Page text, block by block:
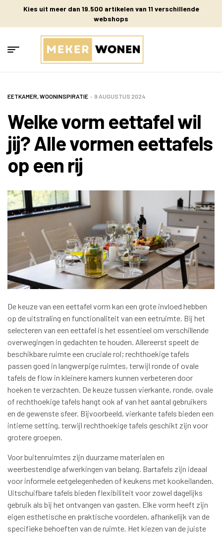
Kies uit meer dan 19.500 artikelen van 11 verschillende
webshops
EETKAMER,WOONINSPIRATIE 9 AUGUSTUS 2024
Welke vorm eettafel wil
jij? Alle vormen eettafels
op een rij
De keuze van een eettafel vorm kan een grote invloed hebben
op de uitstraling en functionaliteit van een eetruimte. Bij het
selecteren van een eettafel is het essentieel om verschillende
overwegingen in gedachten te houden. Allereerst speelt de
beschikbare ruimte een cruciale rol; rechthoekige tafels
passen goed in langwerpige ruimtes, terwijl ronde of ovale
tafels de flow in kleinere kamers kunnen verbeteren door
hoeken te verzachten. De keuze tussen vierkante, ronde, ovale
of rechthoekige tafels hangt ook af van het aantal gebruikers
en de gewenste sfeer. Bijvoorbeeld, vierkante tafels bieden een
intieme setting, terwijl rechthoekige tafels geschikt zijn voor
grotere groepen.
Voor buitenruimtes zijn duurzame materialen en
weerbestendige afwerkingen van belang. Bartafels zijn ideaal
voor informele eetgelegenheden of keukens met kookeilanden.
Uitschuifbare tafels bieden flexibiliteit voor zowel dagelijks
gebruik als bij het ontvangen van gasten. Elke vorm heeft zijn
eigen esthetische en praktische voordelen, afhankelijk van de
specifieke behoeften van de ruimte. Het kiezen van de juiste